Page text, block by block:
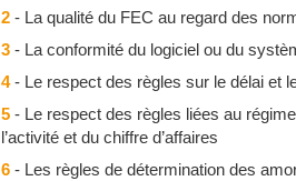
2 - La qualité du FEC au regard des
3 - La conformité du logiciel ou du
4- Le respect des règles sur le délai et
5 - Le respect des règles liées au
l’activité et du chiffre d’affaires
6 - Les règles de détermination des